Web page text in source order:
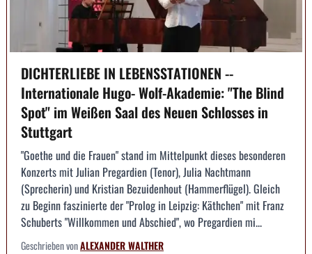
DICHTERLIEBE IN LEBENSSTATIONEN --
Internationale Hugo- Wolf-Akademie: "The Blind
Spot" im Weißen Saal des Neuen Schlosses in
Stuttgart
"Goethe und die Frauen" stand im Mittelpunkt dieses besonderen
Konzerts mit Julian Pregardien (Tenor), Julia Nachtmann
(Sprecherin) und Kristian Bezuidenhout (Hammerflügel). Gleich
zu Beginn faszinierte der "Prolog in Leipzig: Käthchen" mit Franz
Schuberts "Willkommen und Abschied", wo Pregardien mi...
Geschrieben vonALEXANDER WALTHER